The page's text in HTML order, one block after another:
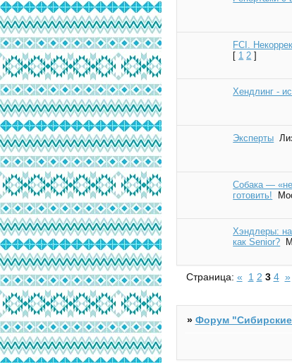
FCI.
[ 1 2 ]
Хендлинг -
Эксперты
Собака —
готовить!
Хэндлеры:
как Senior?
Страница: « 1 2 3 4 »
» Форум